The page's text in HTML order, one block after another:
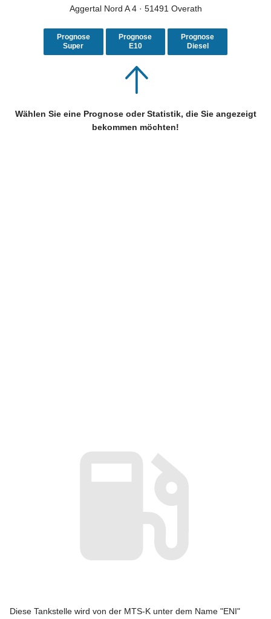
Aggertal Nord A 4 · 51491 Overath
Prognose
Super
Prognose
E10
Prognose
Diesel
Wählen Sie eine Prognose oder Statistik, die Sie angezeigt
bekommen möchten!
Diese Tankstelle wird von der MTS-K unter dem Name "ENI"